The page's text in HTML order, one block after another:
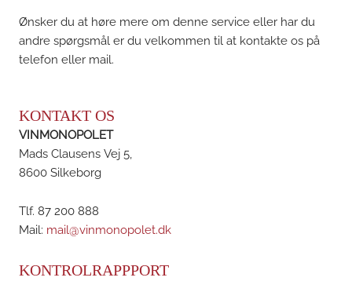
Ønsker du at høre mere om denne service eller har du
andre spørgsmål er du velkommen til at kontakte os på
telefon eller mail.
KONTAKT OS
VINMONOPOLET
Mads Clausens Vej 5,
8600 Silkeborg
Tlf. 87 200 888
Mail: mail@vinmonopolet.dk
KONTROLRAPPPORT